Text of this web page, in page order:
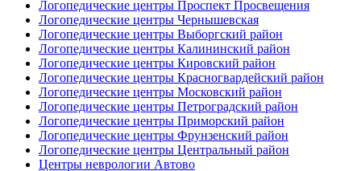
Логопедические центры Проспект Просвещения
Логопедические центры Чернышевская
Логопедические центры Выборгский район
Логопедические центры Калининский район
Логопедические центры Кировский район
Логопедические центры Красногвардейский район
Логопедические центры Московский район
Логопедические центры Петроградский район
Логопедические центры Приморский район
Логопедические центры Фрунзенский район
Логопедические центры Центральный район
Центры неврологии Автово